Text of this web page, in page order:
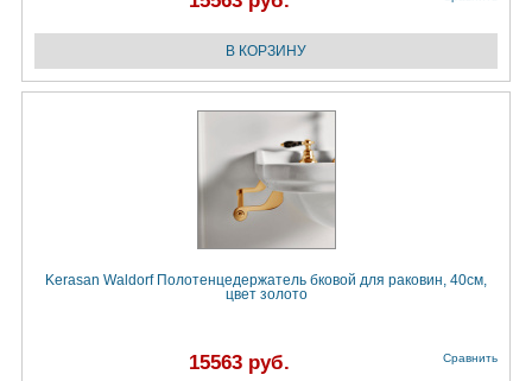
Kerasan Waldorf Полотенцедержатель бковой для раковин, 40см,
цвет золото
15563 руб. Сравнить